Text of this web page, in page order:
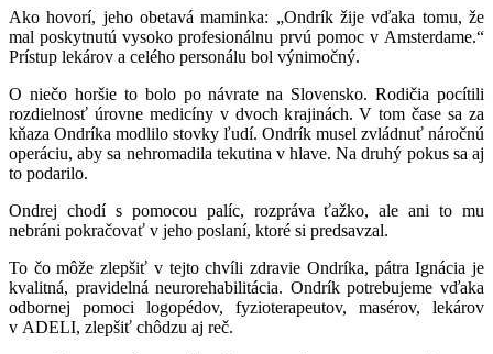
Ako hovorí, jeho obetavá maminka: „Ondrík žije vďaka tomu, že
mal poskytnutú vysoko profesionálnu prvú pomoc v Amsterdame.“
Prístup lekárov a celého personálu bol výnimočný.
O niečo horšie to bolo po návrate na Slovensko. Rodičia pocítili
rozdielnosť úrovne medicíny v dvoch krajinách. V tom čase sa za
kňaza Ondríka modlilo stovky ľudí. Ondrík musel zvládnuť náročnú
operáciu, aby sa nehromadila tekutina v hlave. Na druhý pokus sa aj
to podarilo.
Ondrej chodí s pomocou palíc, rozpráva ťažko, ale ani to mu
nebráni pokračovať v jeho poslaní, ktoré si predsavzal.
To čo môže zlepšiť v tejto chvíli zdravie Ondríka, pátra Ignácia je
kvalitná, pravidelná neurorehabilitácia. Ondrík potrebujeme vďaka
odbornej pomoci logopédov, fyzioterapeutov, masérov, lekárov
v ADELI, zlepšiť chôdzu aj reč.